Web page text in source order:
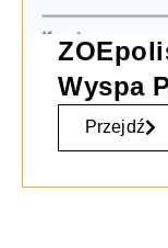
Wyspa
Przejdź